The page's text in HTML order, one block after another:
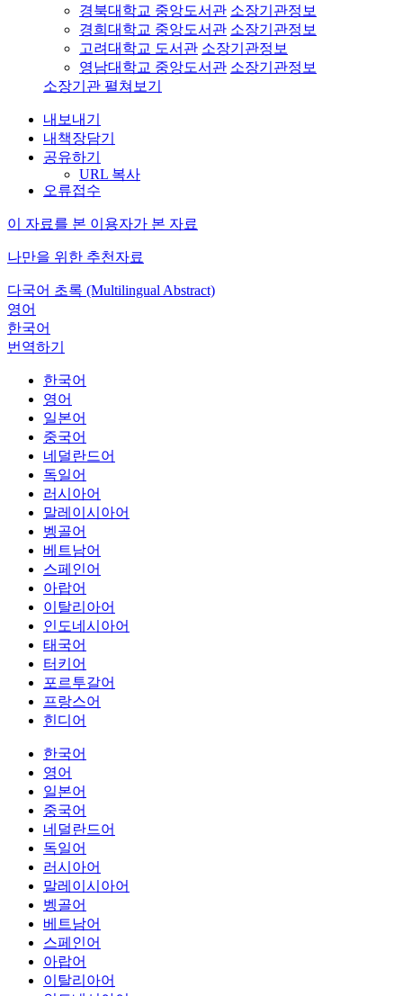
경북대학교 중앙도서관 소장기관정보
경희대학교 중앙도서관 소장기관정보
고려대학교 도서관 소장기관정보
영남대학교 중앙도서관 소장기관정보
소장기관 펼쳐보기
내보내기
내책장담기
공유하기
URL 복사
오류접수
이 자료를 본 이용자가 본 자료
나만을 위한 추천자료
다국어 초록 (Multilingual Abstract)
영어
한국어
번역하기
한국어
영어
일본어
중국어
네덜란드어
독일어
러시아어
말레이시아어
벵골어
베트남어
스페인어
아랍어
이탈리아어
인도네시아어
태국어
터키어
포르투갈어
프랑스어
힌디어
한국어
영어
일본어
중국어
네덜란드어
독일어
러시아어
말레이시아어
벵골어
베트남어
스페인어
아랍어
이탈리아어